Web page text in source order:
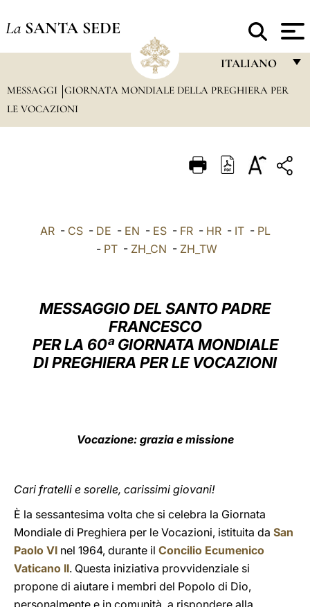
La SANTA SEDE
ITALIANO
FRANÇAIS
PORTUGUÊS
DEUTSCH
中文
MESSAGGI
GIORNATA MONDIALE DELLA PREGHIERA PER
LE VOCAZIONI
AR- CS- DE - EN - ES- FR- HR- IT- PL
- PT- ZH_CN - ZH_TW
MESSAGGIO DEL SANTO PADRE
FRANCESCO
PER LA 60ª GIORNATA MONDIALE
DI PREGHIERA PER LE VOCAZIONI
Vocazione: grazia e missione
Cari fratelli e sorelle, carissimi giovani!
È la sessantesima volta che si celebra la Giornata
Mondiale di Preghiera per le Vocazioni, istituita da San
Paolo VI nel 1964, durante il Concilio Ecumenico
Vaticano II. Questa iniziativa provvidenziale si
propone di aiutare i membri del Popolo di Dio,
personalmente e in comunità, a rispondere alla